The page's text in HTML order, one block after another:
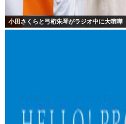
小田さくらと弓桁朱琴がラジオ中に大喧嘩